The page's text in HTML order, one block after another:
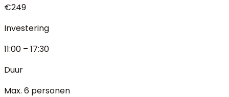
€249
Investering
11:00 – 17:30
Duur
Max. 6 personen